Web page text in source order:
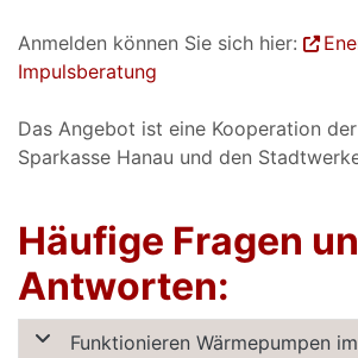
Anmelden können Sie sich hier:
Impulsberatung
Das Angebot ist eine Kooperation
Sparkasse Hanau und den
Häufige Fragen
Antworten:
Funktionieren Wärmepumpen